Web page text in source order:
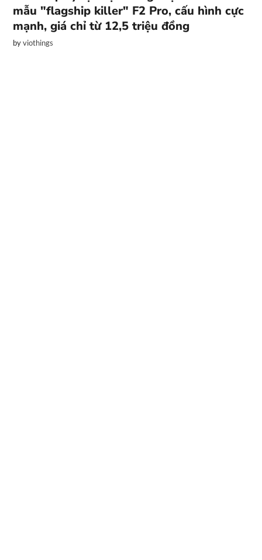
mẫu "flagship killer" F2 Pro, cấu hình cực
mạnh, giá chỉ từ 12,5 triệu đồng
byviothings